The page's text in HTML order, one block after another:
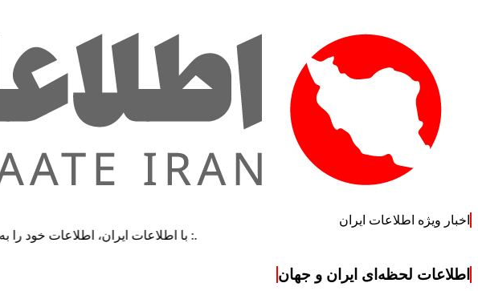
اخبار ویژه اطلاعات ایران
.: با اطلاعات ایران، اطلاعات خود را به‌روز کنید :.
اطلاعات لحظه‌ای ایران و جهان